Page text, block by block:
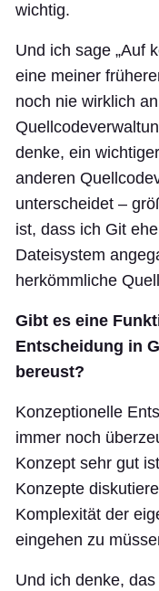
wichtig.
Und ich sage „Auf
eine meiner
noch nie wirklich an
denke, ein
anderen
unterscheidet –
ist, dass ich Git
Dateisystem
herkömmliche
Gibt es eine
Entscheidung in
bereust?
Konzeptionelle
immer noch
Konzept sehr gut
Konzepte
Komplexität der
eingehen zu
Und ich denke,